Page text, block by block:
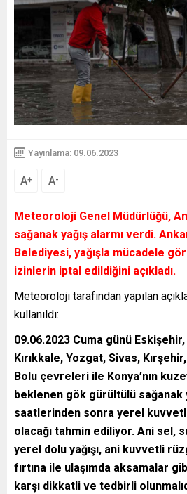
Yayınlama: 09.06.2023
A+ A-
Meteoroloji Genel Müdürlüğü,
sağanak yağış alarmı verdi.
Belediyesi, yağışla mücadele
izinlerin iptal edildiğini açıkladı.
Meteoroloji tarafından yapılan
kullanıldı:
09.06.2023 Cuma günü Eskişehir,
Kırıkkale, Yozgat, Sivas,
Bolu çevreleri ile Konya’nın
beklenen gök gürültülü sağanak
saatlerinden sonra yerel
olacağı tahmin ediliyor. Ani sel, su
yerel dolu yağışı, ani kuvvetli
fırtına ile ulaşımda aksamalar
karşı dikkatli ve tedbirli